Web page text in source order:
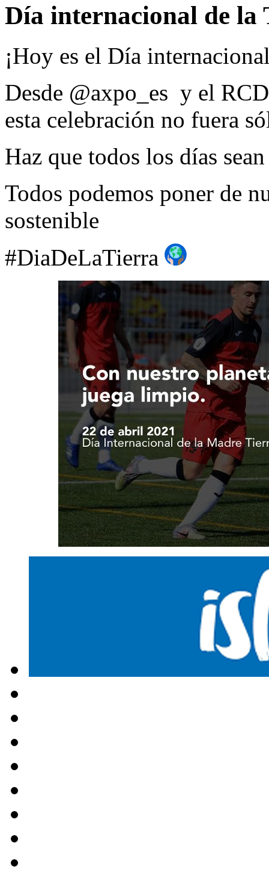
Día internacional de la
¡Hoy es el Día
Desde @axpo_es y el
esta celebración no fuera
Haz que todos los días
Todos podemos poner de
sostenible
#DiaDeLaTierra